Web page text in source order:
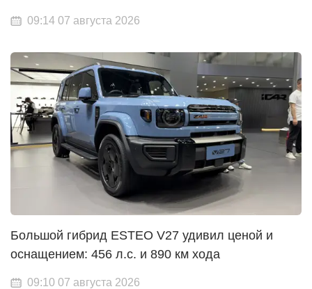
09:14 07 августа 2026
Большой гибрид ESTEO V27 удивил ценой и
оснащением: 456 л.с. и 890 км хода
09:10 07 августа 2026